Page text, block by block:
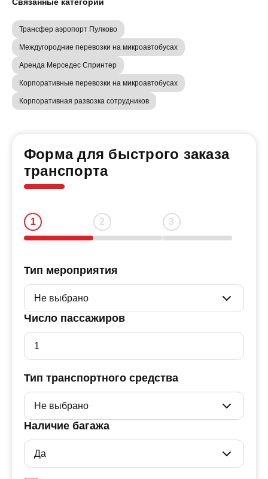
Трансфер аэропорт Пулково
Междугородние перевозки на микроавтобусах
Аренда Мерседес Спринтер
Корпоративные перевозки на микроавтобусах
Корпоративная развозка сотрудников
Форма для быстрого заказа
транспорта
Тип мероприятия
Число пассажиров
Тип транспортного средства
Наличие багажа